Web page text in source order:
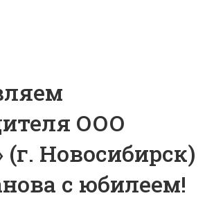
ООО
Новосибирск)
с юбилеем!